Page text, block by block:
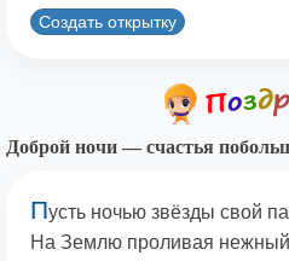
Создать открытку
Доброй ночи — счастья
Пусть ночью звёзды свой
На Землю проливая